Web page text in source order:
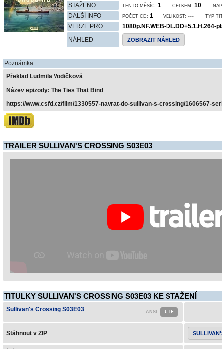
STAŽENO TENTO MĚSÍC: 1 CELKEM: 10
DALŠÍ INFO POČET CD: 1 VELIKOST: --- TYP
VERZE PRO
1080p.NF.WEB-DL.DD+5.1.H.264-
NÁHLED
ZOBRAZIT NÁHLED
Poznámka
Překlad Ludmila Vodičková
Název epizody: The Ties That Bind
https://www.csfd.cz/film/1330557-navrat-do-sullivan-s-crossing/1606567-
TRAILER SULLIVAN'S CROSSING S03E03
TITULKY SULLIVAN'S CROSSING S03E03 KE STAŽENÍ
Sullivan's Crossing S03E03
Stáhnout v ZIP